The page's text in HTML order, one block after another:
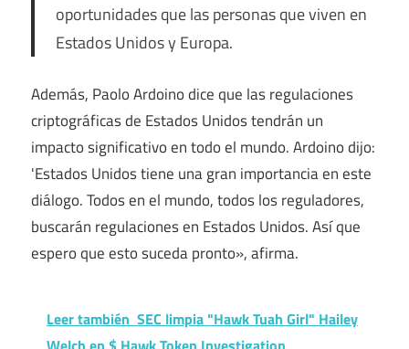
oportunidades que las personas que viven en
Estados Unidos y Europa.
Además, Paolo Ardoino dice que las regulaciones
criptográficas de Estados Unidos tendrán un
impacto significativo en todo el mundo. Ardoino dijo:
'Estados Unidos tiene una gran importancia en este
diálogo. Todos en el mundo, todos los reguladores,
buscarán regulaciones en Estados Unidos. Así que
espero que esto suceda pronto», afirma.
Leer también SEC limpia "Hawk Tuah Girl" Hailey